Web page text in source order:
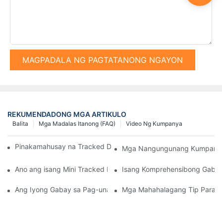
MAGPADALA NG PAGTATANONG NGAYON
REKUMENDADONG MGA ARTIKULO
Video Ng Kumpanya
Mga Madalas Itanong (FAQ)
Balita
Pinakamahusay na Tracked Dump Truck sa Merkado Ngayon
Mga Nangungunang
Ano ang isang Mini Tracked Dumper at ang mga Benepisyo
Isang Komprehensibong
Ang Iyong Gabay sa Pag-unawa sa mga Tagapagtustos ng
Mga Mahahalagang Tip Para